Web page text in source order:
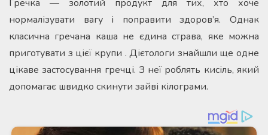
Гречка — золотий продукт для тих, хто хоче
нормалізувати вагу і поправити здоров’я. Однак
класична гречана каша не єдина страва, яке можна
приготувати з цієї крупи . Дієтологи знайшли ще одне
цікаве застосування гречці. З неї роблять кисіль, який
допомагає швидко скинути зайві кілограми.